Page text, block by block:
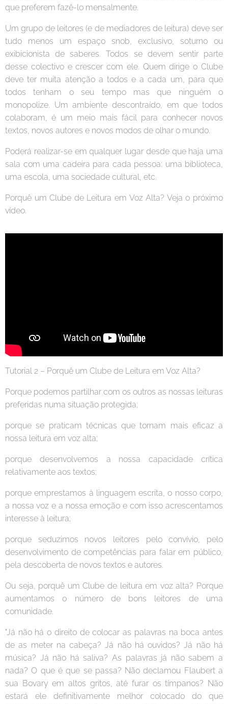
que preferem fazê-lo mensalmente.
Um grupo de leitores (e de mediadores de leitura) deve ser
tudo menos um espaço snob, exclusivo, soturno ou
exibicionista de saberes. Todos se devem sentir parte
desse colectivo e crescer com ele. Quem dirige o Clube
deve ter muita atenção a todos e a cada um, para que
todos tenham o seu tempo mas que ninguém o
monopolize. Um ambiente descontraído, em que todos
colaboram, é um meio mais fácil para conhecer novos
textos, novos autores e novos modos de olhar o mundo.
Poderá realizar-se em qualquer lugar desde que haja uma
sala com uma cadeira para cada pessoa: uma biblioteca,
uma escola, uma sociedade cultural, etc.
Porquê um Clube de Leitura em Voz Alta? Veja o próximo
vídeo.
Tutorial 2 – Porquê um Clube de Leitura em Voz Alta?
Porque podemos partilhar com os outros as nossas leituras
preferidas numa situação protegida;
porque se praticam técnicas que tornam mais eficaz a
nossa leitura em voz alta;
porque desenvolvemos a nossa capacidade crítica
relativamente aos textos;
porque emprestamos à linguagem escrita, o nosso corpo,
a nossa voz e a nossa emoção e com isso acrescentamos
interesse à leitura;
porque seduzimos novos leitores pelo convívio, pelo
desenvolvimento de competências para falar em público,
pela descoberta de novos textos e autores.
Ou seja, porquê um Clube de leitura em voz alta? Porque
aumentamos o número de bons leitores de uma
comunidade.
"Já não há o direito de colocar as palavras na boca antes
de as meter na cabeça? Já não há ouvidos? Já não há
música? Já não há saliva? As palavras já não sabem a
nada? O que é que se passa? Não declamou Flaubert a
sua Bovary em altos gritos, até furar os tímpanos? Não
estará ele definitivamente melhor colocado do que